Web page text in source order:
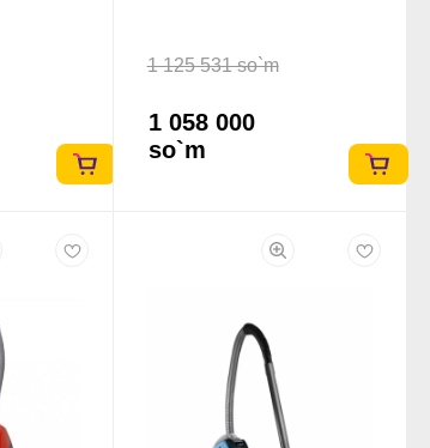
1 125 531 so`m
1 058 000
so`m